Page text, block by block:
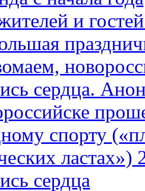
и
сердца.
спорту
сердца